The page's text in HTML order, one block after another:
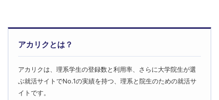
アカリクとは？
アカリクは、理系学生の登録数と利用率、さらに大学院生が選
ぶ就活サイトでNo.1の実績を持つ、理系と院生のための就活サ
イトです。